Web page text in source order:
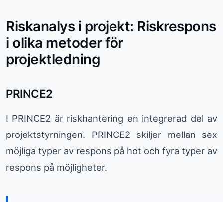
Riskanalys i projekt: Riskrespons
i olika metoder för
projektledning
PRINCE2
I PRINCE2 är riskhantering en integrerad del av
projektstyrningen. PRINCE2 skiljer mellan sex
möjliga typer av respons på hot och fyra typer av
respons på möjligheter.